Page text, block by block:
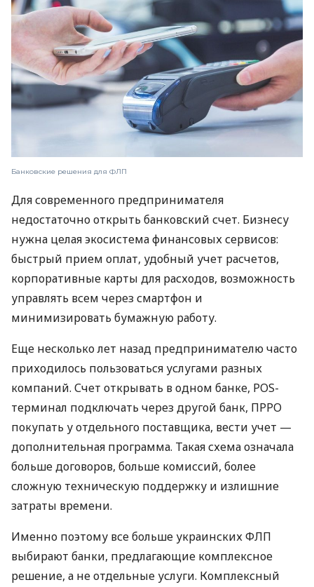
Банковские решения для ФЛП
Для современного предпринимателя
недостаточно открыть банковский счет. Бизнесу
нужна целая экосистема финансовых сервисов:
быстрый прием оплат, удобный учет расчетов,
корпоративные карты для расходов, возможность
управлять всем через смартфон и
минимизировать бумажную работу.
Еще несколько лет назад предпринимателю часто
приходилось пользоваться услугами разных
компаний. Счет открывать в одном банке, POS-
терминал подключать через другой банк, ПРРО
покупать у отдельного поставщика, вести учет —
дополнительная программа. Такая схема означала
больше договоров, больше комиссий, более
сложную техническую поддержку и излишние
затраты времени.
Именно поэтому все больше украинских ФЛП
выбирают банки, предлагающие комплексное
решение, а не отдельные услуги. Комплексный